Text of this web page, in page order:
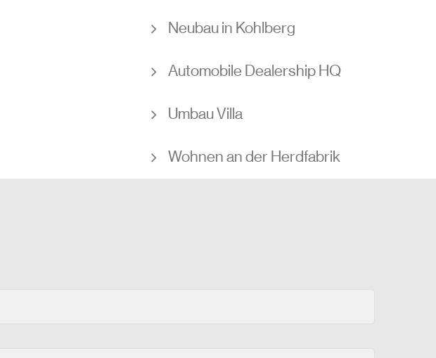
Neubau in Kohlberg
Automobile Dealership HQ
Umbau Villa
Wohnen an der Herdfabrik